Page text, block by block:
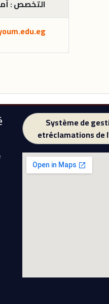
التخصص :
Système de
etréclamations de